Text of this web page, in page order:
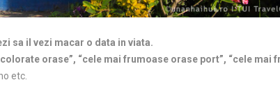
sa il vezi macar o data in viata.
orase”, “cele mai frumoase orase port”, “cele mai
etc.